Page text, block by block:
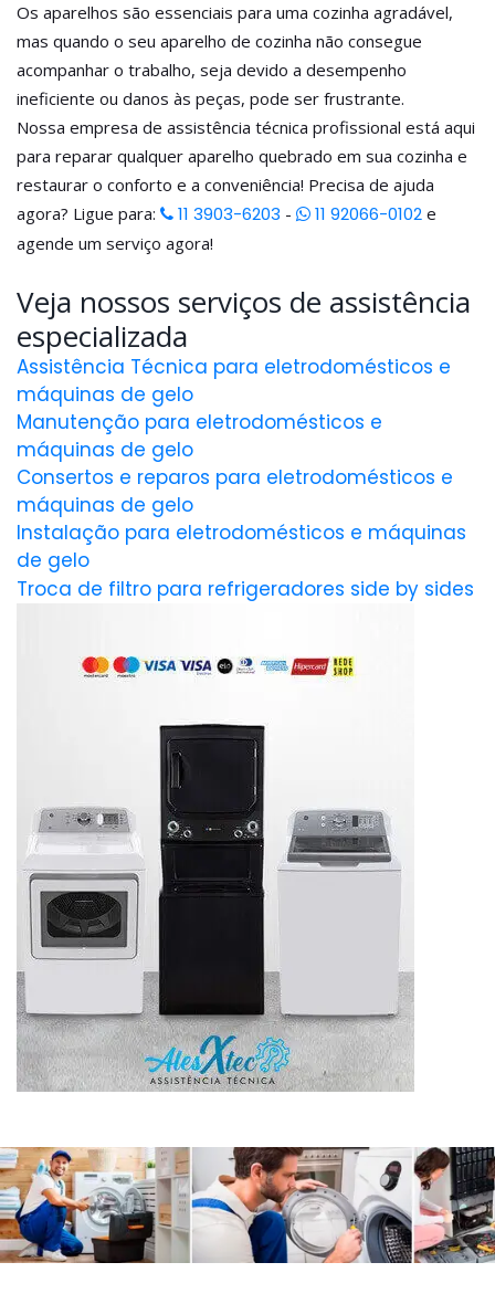
Os aparelhos são essenciais para uma cozinha agradável,
mas quando o seu aparelho de cozinha não consegue
acompanhar o trabalho, seja devido a desempenho
ineficiente ou danos às peças, pode ser frustrante.
Nossa empresa de assistência técnica profissional está aqui
para reparar qualquer aparelho quebrado em sua cozinha e
restaurar o conforto e a conveniência! Precisa de ajuda
agora? Ligue para:
11 3903-6203 - 11 92066-0102 e
agende um serviço agora!
Veja nossos serviços de assistência
especializada
Assistência Técnica para eletrodomésticos e
máquinas de gelo
Manutenção para eletrodomésticos e
máquinas de gelo
Consertos e reparos para eletrodomésticos e
máquinas de gelo
Instalação para eletrodomésticos e máquinas
de gelo
Troca de filtro para refrigeradores side by sides